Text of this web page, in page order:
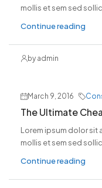
mollis et sem sed
Continue reading
by admin
March 9, 2016
The Ultimate
Lorem ipsum dolor
mollis et sem sed
Continue reading